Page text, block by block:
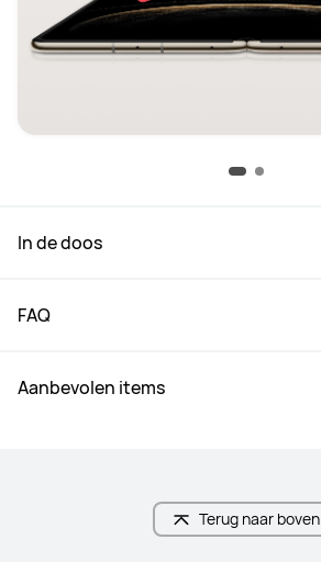
In de doos
FAQ
Aanbevolen items
Terug naar boven